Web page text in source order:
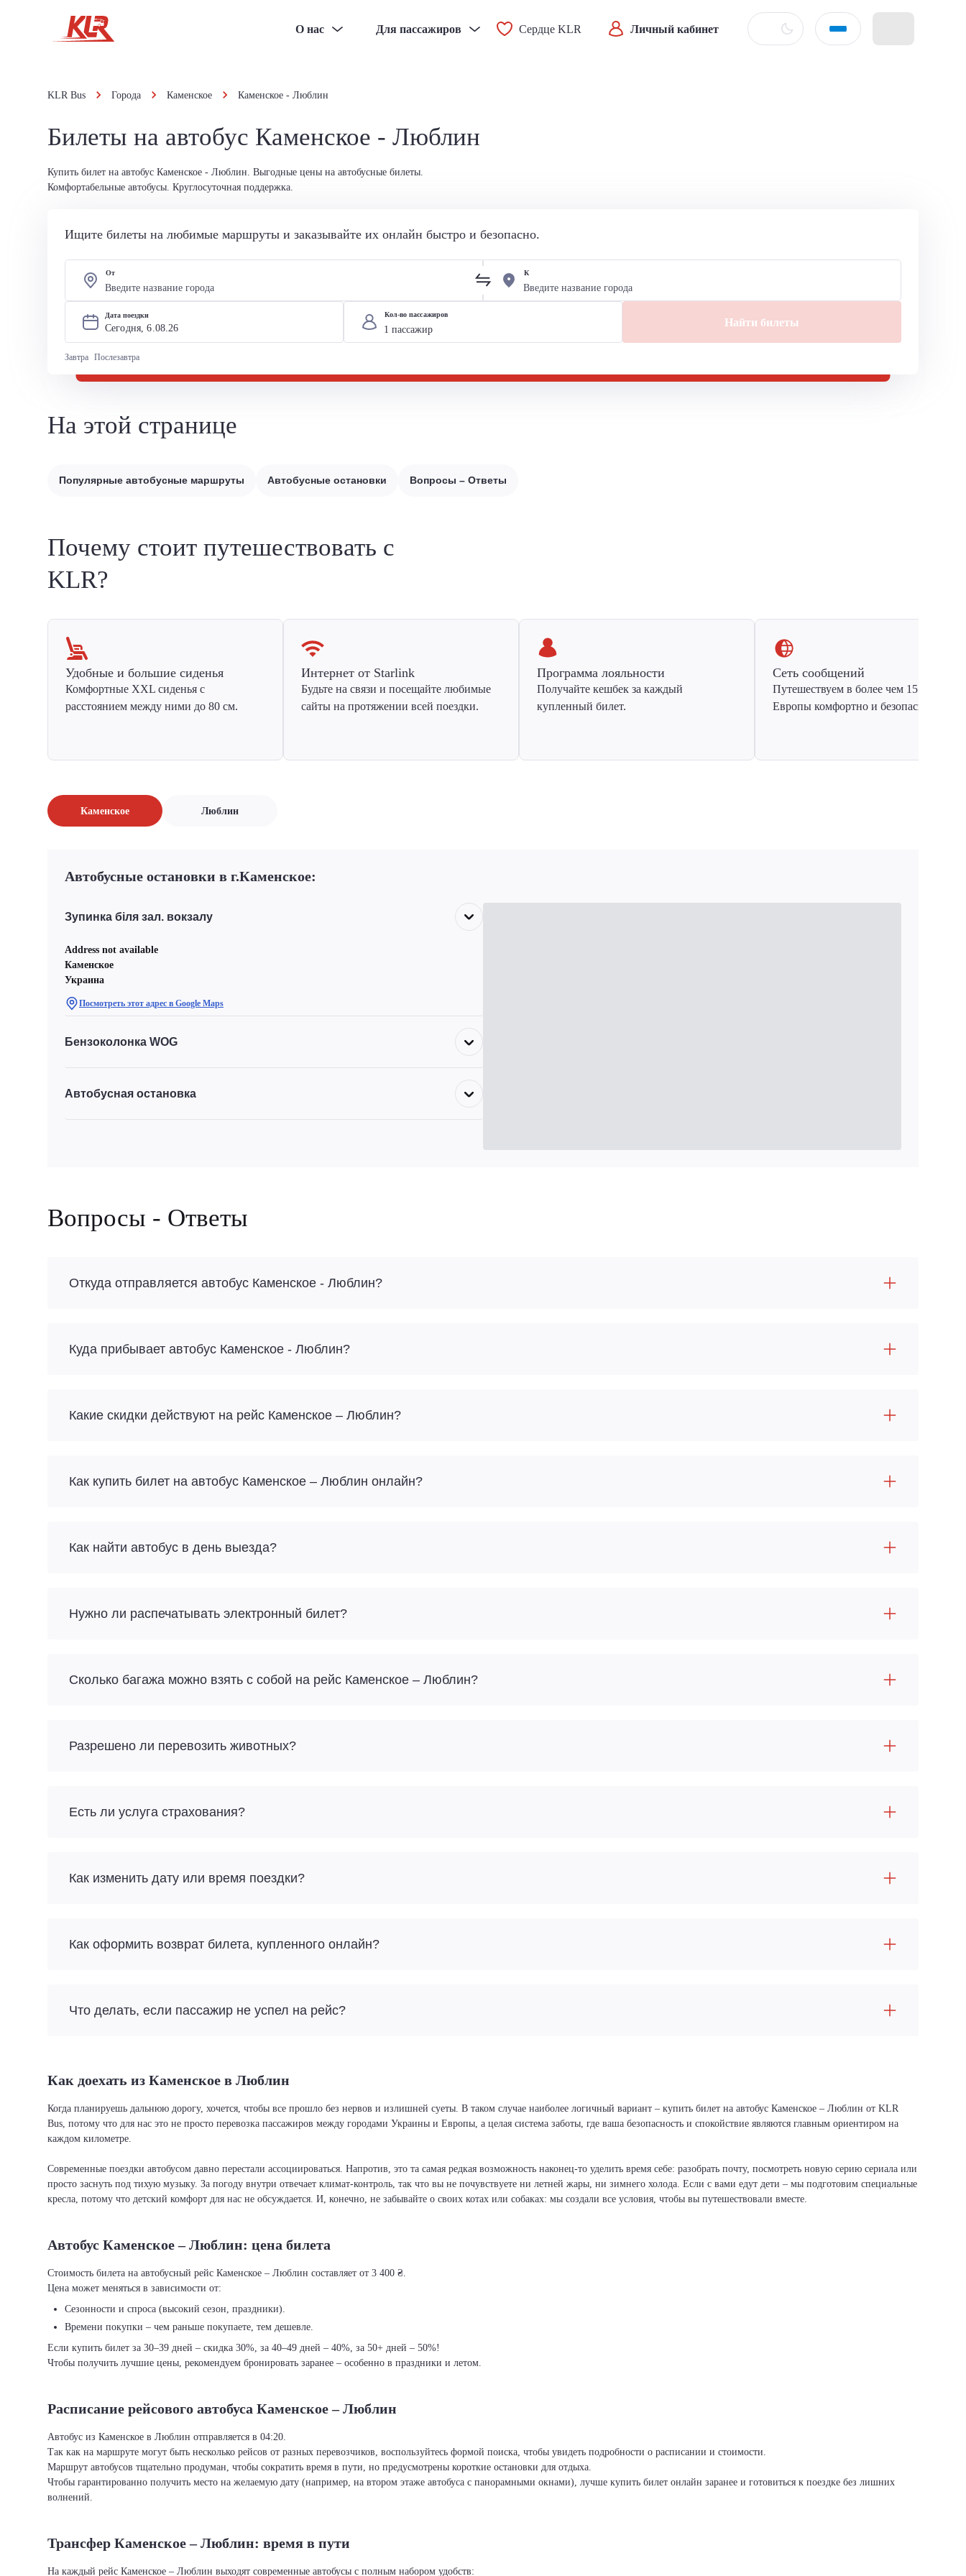
О нас Для пассажиров Сердце KLR Личный кабинет
KLR Bus Города Каменское Каменское - Люблин
Билеты на автобус Каменское - Люблин
Купить билет на автобус Каменское - Люблин. Выгодные цены на автобусные билеты.
Комфортабельные автобусы. Круглосуточная поддержка.
Ищите билеты на любимые маршруты и заказывайте их онлайн быстро и безопасно.
От К
Дата поездки
Сегодня, 6.08.26
Завтра Послезавтра
Кол-во пассажиров
Найти билеты
На этой странице
Популярные автобусные маршруты Автобусные остановки Вопросы – Ответы
Почему стоит путешествовать с
KLR?
Удобные и большие сиденья
Комфортные XXL сиденья с
расстоянием между ними до 80 см.
Интернет от Starlink
Будьте на связи и посещайте любимые
сайты на протяжении всей поездки.
Программа лояльности
Получайте кешбек за каждый
купленный билет.
Сеть сообщений
Путешествуем в более чем 15 стран
Европы комфортно и безопасно.
Каменское Люблин
Автобусные остановки в г.Каменское:
Зупинка біля зал. вокзалу
Address not available
Каменское
Украина
Посмотреть этот адрес в Google Maps
Бензоколонка WOG
Автобусная остановка
Вопросы - Ответы
Откуда отправляется автобус Каменское - Люблин?
Куда прибывает автобус Каменское - Люблин?
Какие скидки действуют на рейс Каменское – Люблин?
Как купить билет на автобус Каменское – Люблин онлайн?
Как найти автобус в день выезда?
Нужно ли распечатывать электронный билет?
Сколько багажа можно взять с собой на рейс Каменское – Люблин?
Разрешено ли перевозить животных?
Есть ли услуга страхования?
Как изменить дату или время поездки?
Как оформить возврат билета, купленного онлайн?
Что делать, если пассажир не успел на рейс?
Как доехать из Каменское в Люблин
Когда планируешь дальнюю дорогу, хочется, чтобы все прошло без нервов и излишней суеты. В таком случае наиболее логичный вариант – купить билет на автобус Каменское – Люблин от KLR
Bus, потому что для нас это не просто перевозка пассажиров между городами Украины и Европы, а целая система заботы, где ваша безопасность и спокойствие являются главным ориентиром на
каждом километре.
Современные поездки автобусом давно перестали ассоциироваться. Напротив, это та самая редкая возможность наконец-то уделить время себе: разобрать почту, посмотреть новую серию сериала или
просто заснуть под тихую музыку. За погоду внутри отвечает климат-контроль, так что вы не почувствуете ни летней жары, ни зимнего холода. Если с вами едут дети – мы подготовим специальные
кресла, потому что детский комфорт для нас не обсуждается. И, конечно, не забывайте о своих котах или собаках: мы создали все условия, чтобы вы путешествовали вместе.
Автобус Каменское – Люблин: цена билета
Стоимость билета на автобусный рейс Каменское – Люблин составляет от 3 400 ₴.
Цена может меняться в зависимости от:
Сезонности и спроса (высокий сезон, праздники).
Времени покупки – чем раньше покупаете, тем дешевле.
Если купить билет за 30–39 дней – скидка 30%, за 40–49 дней – 40%, за 50+ дней – 50%!
Чтобы получить лучшие цены, рекомендуем бронировать заранее – особенно в праздники и летом.
Расписание рейсового автобуса Каменское – Люблин
Автобус из Каменское в Люблин отправляется в 04:20.
Так как на маршруте могут быть несколько рейсов от разных перевозчиков, воспользуйтесь формой поиска, чтобы увидеть подробности о расписании и стоимости.
Маршрут автобусов тщательно продуман, чтобы сократить время в пути, но предусмотрены короткие остановки для отдыха.
Чтобы гарантированно получить место на желаемую дату (например, на втором этаже автобуса с панорамными окнами), лучше купить билет онлайн заранее и готовиться к поездке без лишних
волнений.
Трансфер Каменское – Люблин: время в пути
На каждый рейс Каменское – Люблин выходят современные автобусы с полным набором удобств: